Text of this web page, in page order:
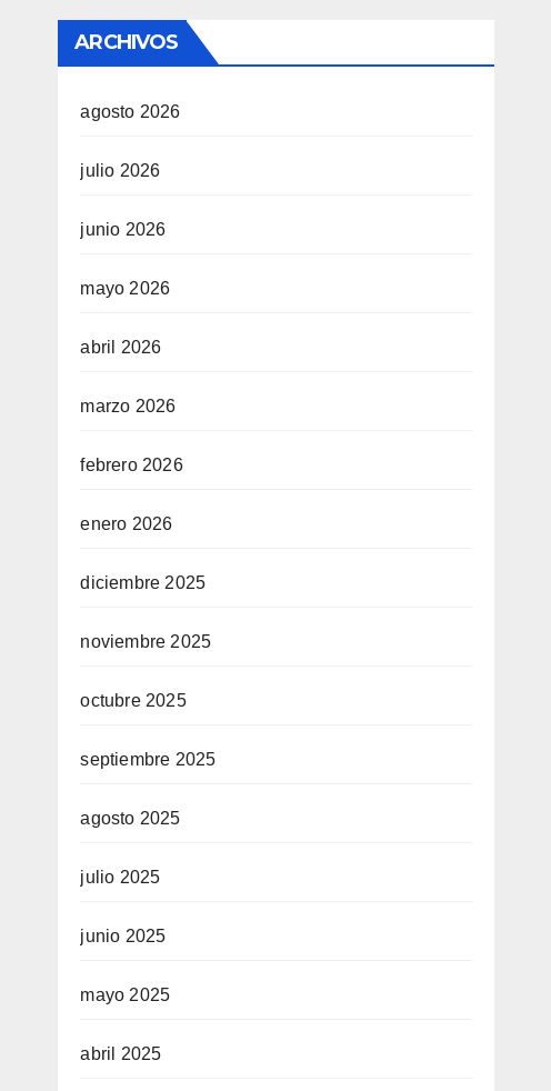
ARCHIVOS
agosto 2026
julio 2026
junio 2026
mayo 2026
abril 2026
marzo 2026
febrero 2026
enero 2026
diciembre 2025
noviembre 2025
octubre 2025
septiembre 2025
agosto 2025
julio 2025
junio 2025
mayo 2025
abril 2025